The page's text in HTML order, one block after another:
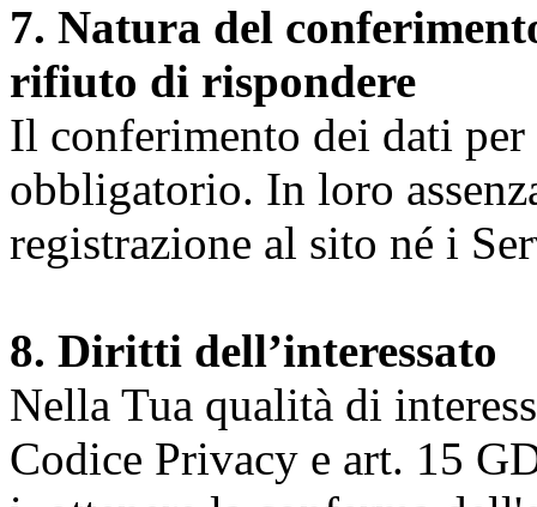
7. Natura del
rifiuto di rispondere
Il conferimento dei dati
obbligatorio. In loro
registrazione al sito né i
8. Diritti dell’interessato
Nella Tua qualità di
Codice Privacy e art. 15